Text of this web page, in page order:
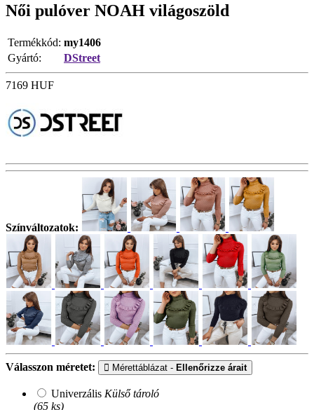
Női pulóver NOAH világoszöld
Termékkód: my1406
Gyártó:
DStreet
7169 HUF
Színváltozatok:
Válasszon méretet: Mérettáblázat - Ellenőrizze árait
Univerzális Külső tároló
(65 ks)